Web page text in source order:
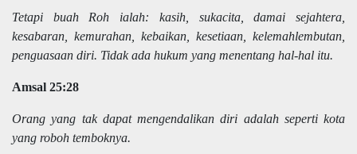
Tetapi buah Roh ialah: kasih, sukacita, damai sejahtera,
kesabaran, kemurahan, kebaikan, kesetiaan, kelemahlembutan,
penguasaan diri. Tidak ada hukum yang menentang hal-hal itu.
Amsal 25:28
Orang yang tak dapat mengendalikan diri adalah seperti kota
yang roboh temboknya.